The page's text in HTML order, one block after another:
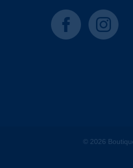
facebook instagram
© 2026